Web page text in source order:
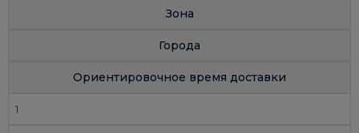
Зона
Города
Ориентировочное время доставки
1